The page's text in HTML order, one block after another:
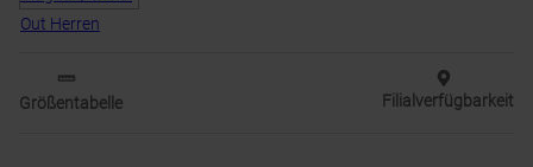
Größentabelle Filialverfügbarkeit